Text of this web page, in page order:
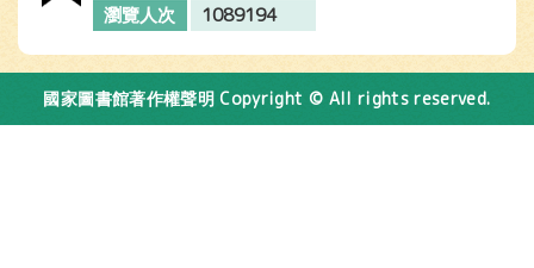
瀏覽人次 1089194
國家圖書館著作權聲明 Copyright © All rights reserved.